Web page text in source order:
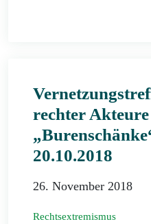
rechter
20.10.2018
26. November 2018
Rechtsextremismus